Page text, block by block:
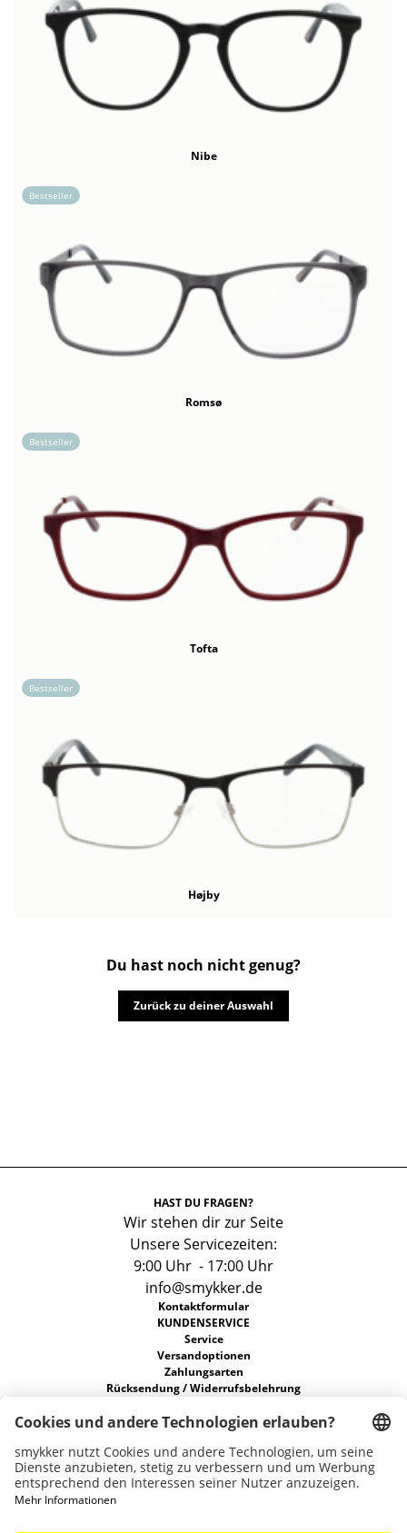
Nibe
Bestseller
Romsø
Bestseller
Tofta
Bestseller
Højby
Du hast noch nicht genug?
Zurück zu deiner Auswahl
HAST DU FRAGEN?
Wir stehen dir zur Seite
Unsere Servicezeiten:
9:00 Uhr - 17:00 Uhr
info@smykker.de
Kontaktformular
KUNDENSERVICE
Service
Versandoptionen
Zahlungsarten
Rücksendung / Widerrufsbelehrung
Allgemeine Geschäftsbedingungen
ÜBER UNS
Unsere Stores
Nachhaltigkeit